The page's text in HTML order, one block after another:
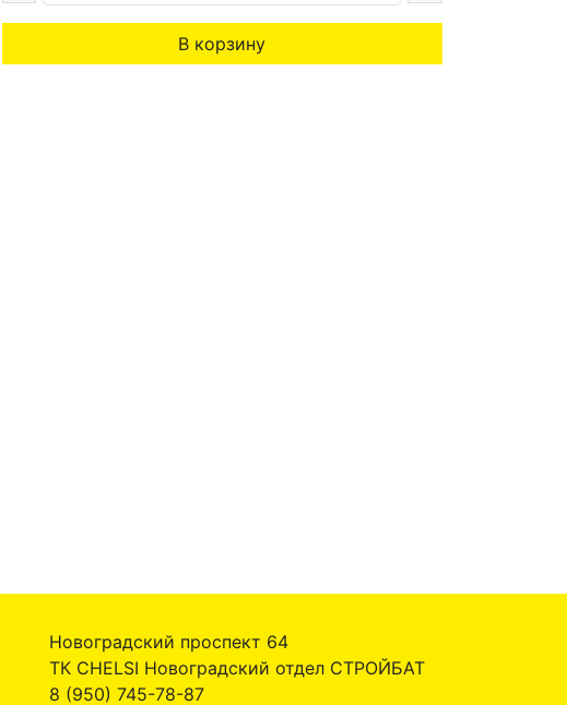
В корзину
Новоградский проспект 64
ТК CHELSI Новоградский отдел СТРОЙБАТ
8 (950) 745-78-87